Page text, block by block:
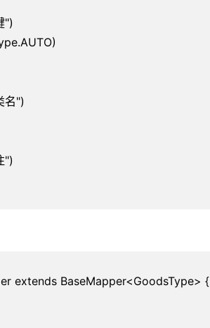
")
名")
")
extends BaseMapper<GoodsType> {